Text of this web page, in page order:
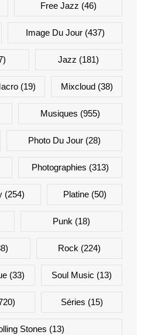
Free Jazz (46)
Image Du Jour(437)
Jazz (181)
(19) Mixcloud(38)
Musiques (955)
Photo Du Jour (28)
Photographies (313)
(254) Platine(50)
Punk (18)
Rock (224)
(33) Soul Music (13)
Séries (15)
Stones (13)